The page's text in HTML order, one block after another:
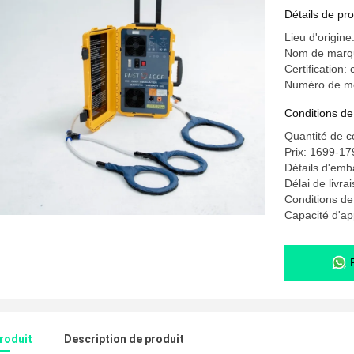
Détails de
Lieu
Nom de
Certification:
Numéro de
Conditions
Quantité de
Prix: 1699-
Détails
Délai de
Conditions
Capacité
Description de produit